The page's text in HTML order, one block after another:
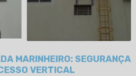
MARINHEIRO: SEGURANÇA
VERTICAL